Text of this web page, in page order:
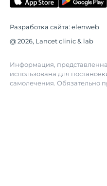
Разработка сайта: elenweb
@ 2026, Lancet clinic & lab
Информация,
использована для
самолечения. Обязательно